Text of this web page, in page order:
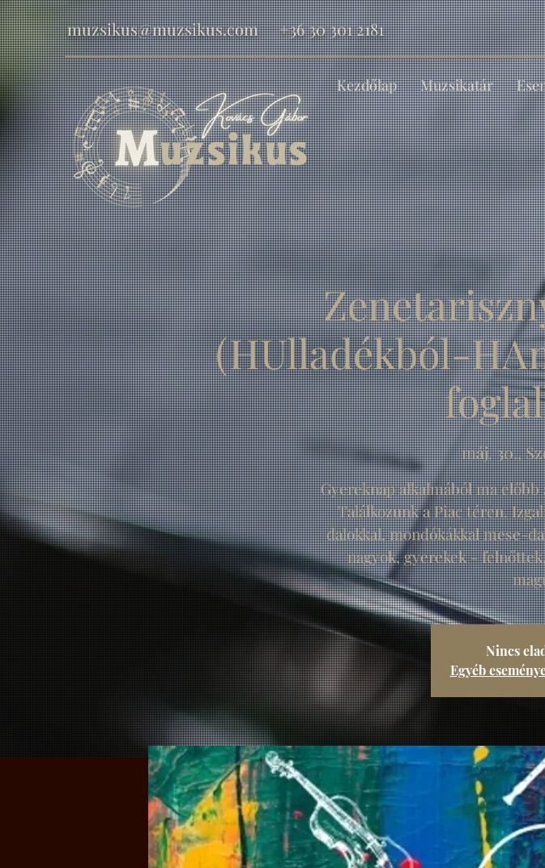
muzsikus@muzsikus.com +36 30 301 2181
Kezdőlap Muzsikatár
(HUlladékból-
máj. 30.,
Gyereknap alkalmából ma
Találkozunk a Piac téren.
dalokkal, mondókákkal mese-
nagyok, gyerekek -
Nincs
Egyéb